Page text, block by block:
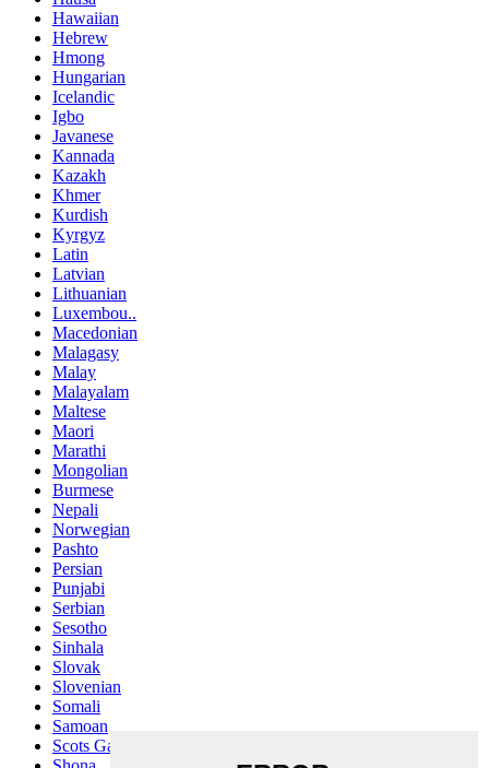
Hawaiian
Hebrew
Hmong
Hungarian
Icelandic
Igbo
Javanese
Kannada
Kazakh
Khmer
Kurdish
Kyrgyz
Latin
Latvian
Lithuanian
Luxembou..
Macedonian
Malagasy
Malay
Malayalam
Maltese
Maori
Marathi
Mongolian
Burmese
Nepali
Norwegian
Pashto
Persian
Punjabi
Serbian
Sesotho
Sinhala
Slovak
Slovenian
Somali
Samoan
Scots Gaelic